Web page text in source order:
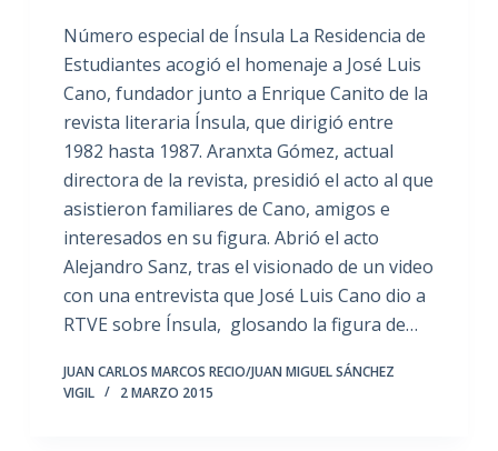
Número especial de Ínsula La Residencia de
Estudiantes acogió el homenaje a José Luis
Cano, fundador junto a Enrique Canito de la
revista literaria Ínsula, que dirigió entre
1982 hasta 1987. Aranxta Gómez, actual
directora de la revista, presidió el acto al que
asistieron familiares de Cano, amigos e
interesados en su figura. Abrió el acto
Alejandro Sanz, tras el visionado de un video
con una entrevista que José Luis Cano dio a
RTVE sobre Ínsula, glosando la figura de…
JUAN CARLOS MARCOS RECIO/JUAN MIGUEL SÁNCHEZ
VIGIL
2 MARZO 2015